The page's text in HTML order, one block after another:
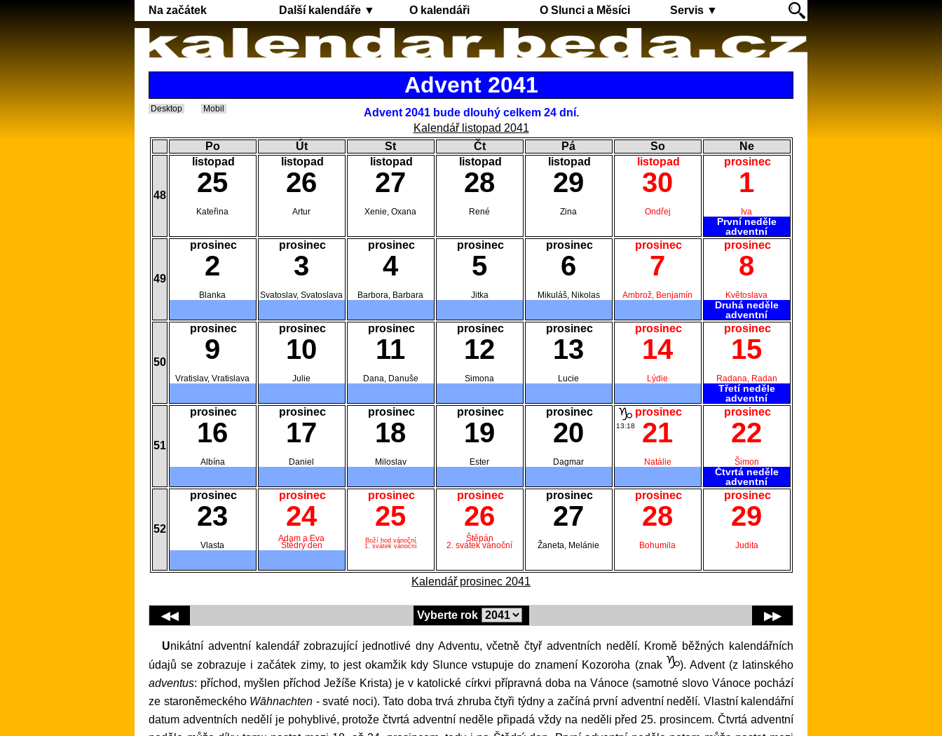
Na začátek Další kalendáře ▼ O kalendáři O Slunci a Měsíci Servis ▼
Advent 2041
Desktop Mobil
Advent 2041 bude dlouhý celkem 24 dní.
Kalendář listopad 2041
Po
Út St Čt Pá So Ne
48
listopad
25
Kateřina
listopad
26
Artur
listopad
27
Xenie, Oxana
listopad
28
René
listopad
29
Zina
listopad
30
Ondřej
prosinec
1
První neděle
adventní
Iva
49
prosinec
2
Blanka
prosinec
3
Svatoslav, Svatoslava
prosinec
4
Barbora, Barbara
prosinec
5
Jitka
prosinec
6
Mikuláš, Nikolas
prosinec
7
Ambrož, Benjamín
prosinec
8
Druhá neděle
adventní
Květoslava
50
prosinec
9
Vratislav, Vratislava
prosinec
10
Julie
prosinec
11
Dana, Danuše
prosinec
12
Simona
prosinec
13
Lucie
prosinec
14
Lýdie
prosinec
15
Třetí neděle
adventní
Radana, Radan
51
prosinec
16
Albína
prosinec
17
Daniel
prosinec
18
Miloslav
prosinec
19
Ester
prosinec
20
Dagmar
prosinec
21
Natálie
13:18
prosinec
22
Čtvrtá neděle
adventní
Šimon
52
prosinec
23
Vlasta
prosinec
24
Adam a Eva
Štědrý den
prosinec
25
Boží hod vánoční
1. svátek vánoční
prosinec
26
Štěpán
2. svátek vánoční
prosinec
27
Žaneta, Melánie
prosinec
28
Bohumila
prosinec
29
Judita
Kalendář prosinec 2041
Vyberte rok
◀◀ ▶▶
Unikátní adventní kalendář zobrazující jednotlivé dny Adventu, včetně čtyř adventních nedělí. Kromě běžných kalendářních
údajů se zobrazuje i začátek zimy, to jest okamžik kdy Slunce vstupuje do znamení Kozoroha (znak
). Advent (z latinského
adventus: příchod, myšlen příchod Ježíše Krista) je v katolické církvi přípravná doba na Vánoce (samotné slovo Vánoce pochází
ze staroněmeckého Wāhnachten - svaté noci). Tato doba trvá zhruba čtyři týdny a začíná první adventní nedělí. Vlastní kalendářní
datum adventních nedělí je pohyblivé, protože čtvrtá adventní neděle připadá vždy na neděli před 25. prosincem. Čtvrtá adventní